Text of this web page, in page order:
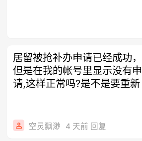
居留被抢补办申请已经成功，
但是在我的帐号里显示没有申
请,这样正常吗?是不是要重新
空灵飘渺 4 天前 回复